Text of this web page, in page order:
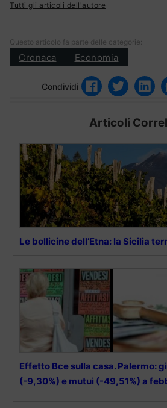
Tutti gli articoli dell'autore
Questo articolo fa parte delle categorie:
Cronaca Economia
Condividi
Articoli
Le bollicine dell’Etna: la Sicilia
Effetto Bce sulla casa. Palermo:
(-9,30%) e mutui (-49,51%) a